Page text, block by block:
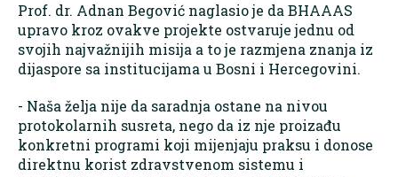
Prof. dr. Adnan Begović naglasio je da BHAAAS
upravo kroz ovakve projekte ostvaruje jednu od
svojih najvažnijih misija a to je razmjena znanja iz
dijaspore sa institucijama u Bosni i Hercegovini.
- Naša želja nije da saradnja ostane na nivou
protokolarnih susreta, nego da iz nje proizađu
konkretni programi koji mijenjaju praksu i donose
direktnu korist zdravstvenom sistemu i